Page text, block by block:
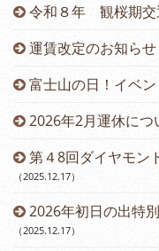
令和８年 観桜期交
運賃改定のお知らせ
富士山の日！イベン
2026年2月運休につ
第４8回ダイヤモン
（2025.12.17）
2026年初日の出特
（2025.12.17）